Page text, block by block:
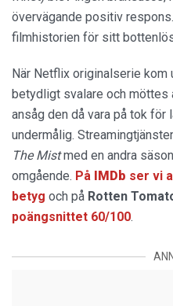
övervägande positiv
filmhistorien för sitt
När Netflix originalserie
betydligt svalare och
ansåg den då vara på tok för
undermålig.
The Mistmed en andra
omgående. På IMDb ser vi
betyg och på Rotten
poängsnittet 60/100.